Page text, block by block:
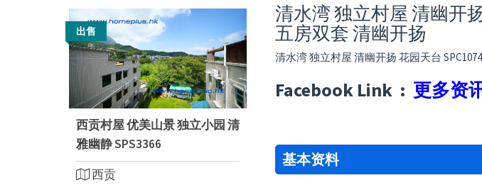
清水湾 独立村屋 清幽开
五房双套 清幽开扬
清水湾 独立村屋 清幽开扬 花园天台 SPC1074
Facebook Link : 更多资
基本资料
出售
西贡村屋 优美山景 独立小园 清
雅幽静 SPS3366
西贡